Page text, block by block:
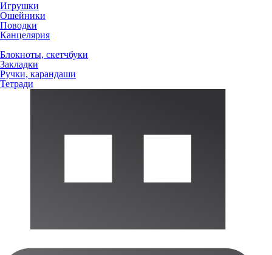
Игрушки
Ошейники
Поводки
Канцелярия
Блокноты, скетчбуки
Закладки
Ручки, карандаши
Тетради